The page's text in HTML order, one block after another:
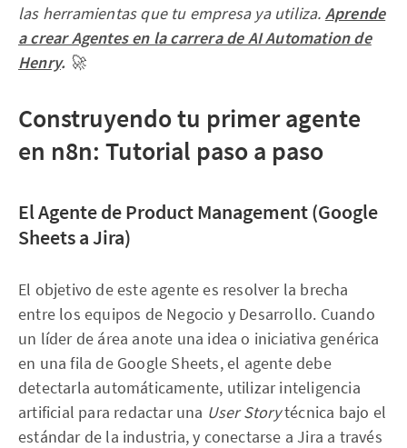
las herramientas que tu empresa ya utiliza. Aprende
a crear Agentes en la carrera de AI Automation de
Henry. 🚀
Construyendo tu primer agente
en n8n: Tutorial paso a paso
El Agente de Product Management (Google
Sheets a Jira)
El objetivo de este agente es resolver la brecha
entre los equipos de Negocio y Desarrollo. Cuando
un líder de área anote una idea o iniciativa genérica
en una fila de Google Sheets, el agente debe
detectarla automáticamente, utilizar inteligencia
artificial para redactar una User Storytécnica bajo el
estándar de la industria, y conectarse a Jira a través